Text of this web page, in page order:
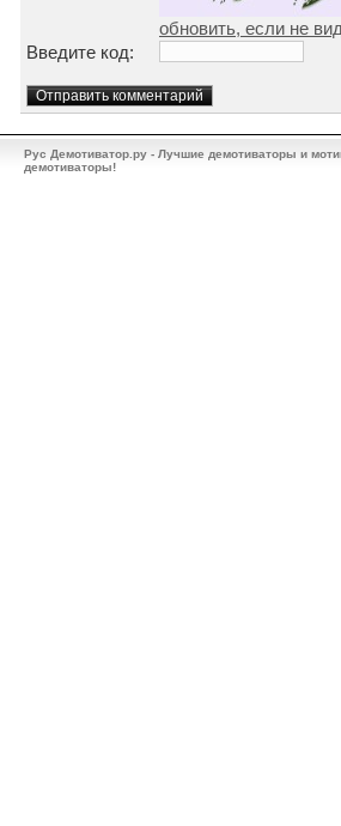
обновить, если не
Введите код:
Рус Демотиватор.ру - Лучшие демотиваторы и
демотиваторы!